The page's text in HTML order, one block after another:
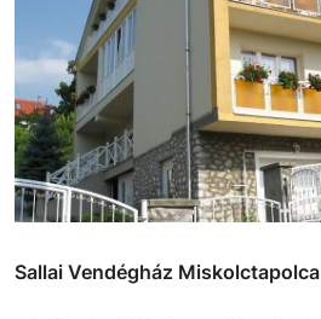
Sallai Vendégház Miskolctapolca